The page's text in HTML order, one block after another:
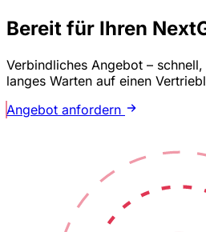
Bereit für Ihren
Verbindliches Angebot –
langes Warten auf einen
Angebot anfordern